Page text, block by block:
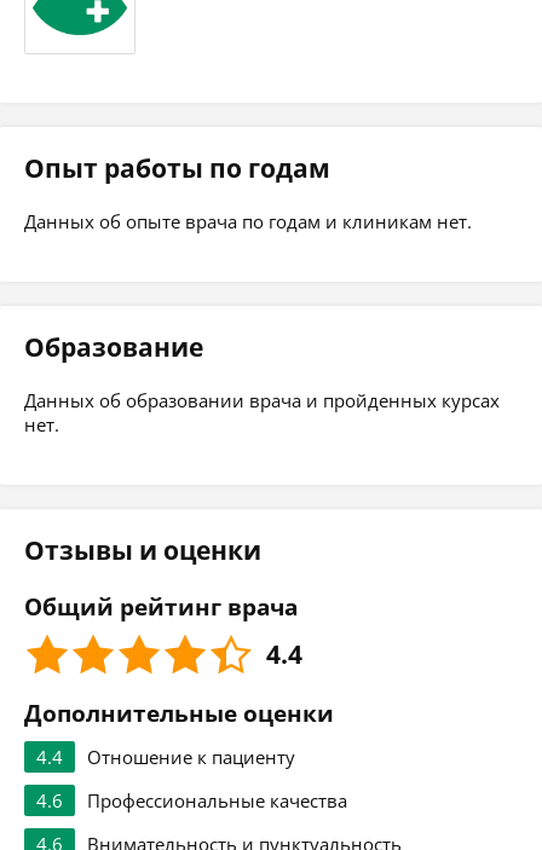
Опыт работы по годам
Данных об опыте врача по годам и клиникам нет.
Образование
Данных об образовании врача и пройденных курсах
нет.
Отзывы и оценки
Общий рейтинг врача
4.4
Дополнительные оценки
4.4
Отношение к пациенту
4.6
Профессиональные качества
4.6
Внимательность и пунктуальность